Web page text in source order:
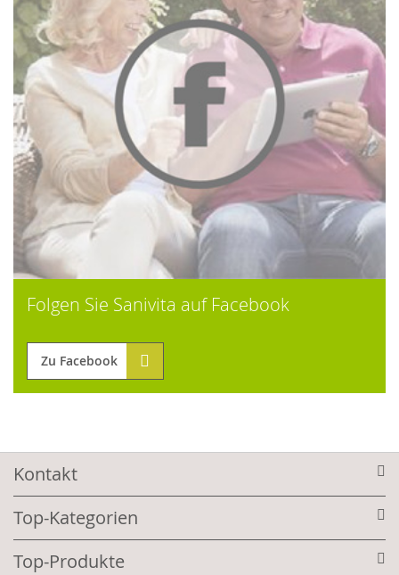
Folgen Sie Sanivita auf Facebook
Zu Facebook
Kontakt
Top-Kategorien
Top-Produkte